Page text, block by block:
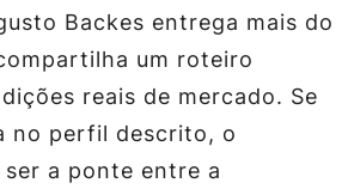
Backes entrega mais do
um roteiro
reais de mercado. Se
no perfil descrito, o
a ponte entre a